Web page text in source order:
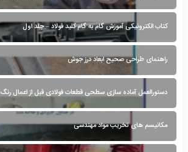
کتاب الکترونیکی آموزش گام به گام کلید فولاد – جلد اول
راهنمای طراحی صحیح ابعاد درز جوش
دستورالعمل آماده سازی سطحی قطعات فولادی قبل از اعمال رنگ
مکانیسم های تخریب مواد مهندسی